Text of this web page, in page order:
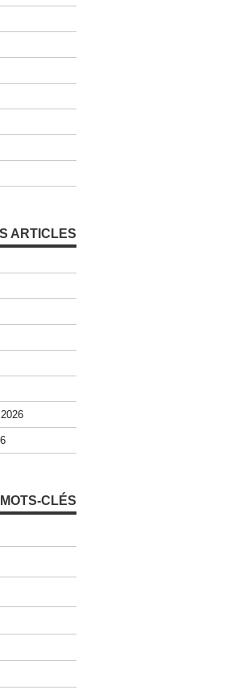
ARTICLES
MOTS-CLÉS